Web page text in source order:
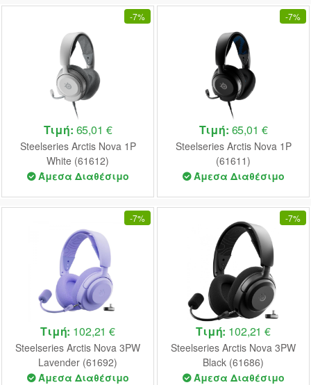
-7%
Τιμή: 65,01 €
Steelseries Arctis Nova 1P
White (61612)
Άμεσα Διαθέσιμο
-7%
Τιμή: 65,01 €
Steelseries Arctis Nova 1P
(61611)
Άμεσα Διαθέσιμο
-7%
Τιμή: 102,21 €
Steelseries Arctis Nova 3PW
Lavender (61692)
Άμεσα Διαθέσιμο
-7%
Τιμή: 102,21 €
Steelseries Arctis Nova 3PW
Black (61686)
Άμεσα Διαθέσιμο